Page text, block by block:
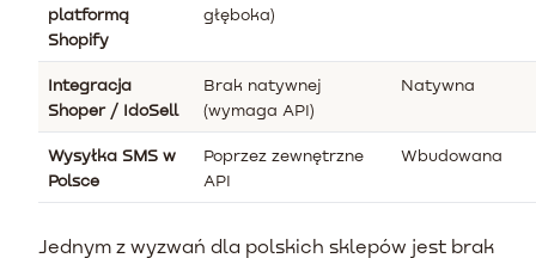
platformą
Shopify
głęboka)
Integracja
Shoper / IdoSell
Brak natywnej
(wymaga API)
Natywna
Wysyłka SMS w
Polsce
Poprzez zewnętrzne
API
Wbudowana
Jednym z wyzwań dla polskich sklepów jest brak